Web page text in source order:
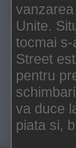
Unite.
tocmai
Street
pentru
va duce
piata si,